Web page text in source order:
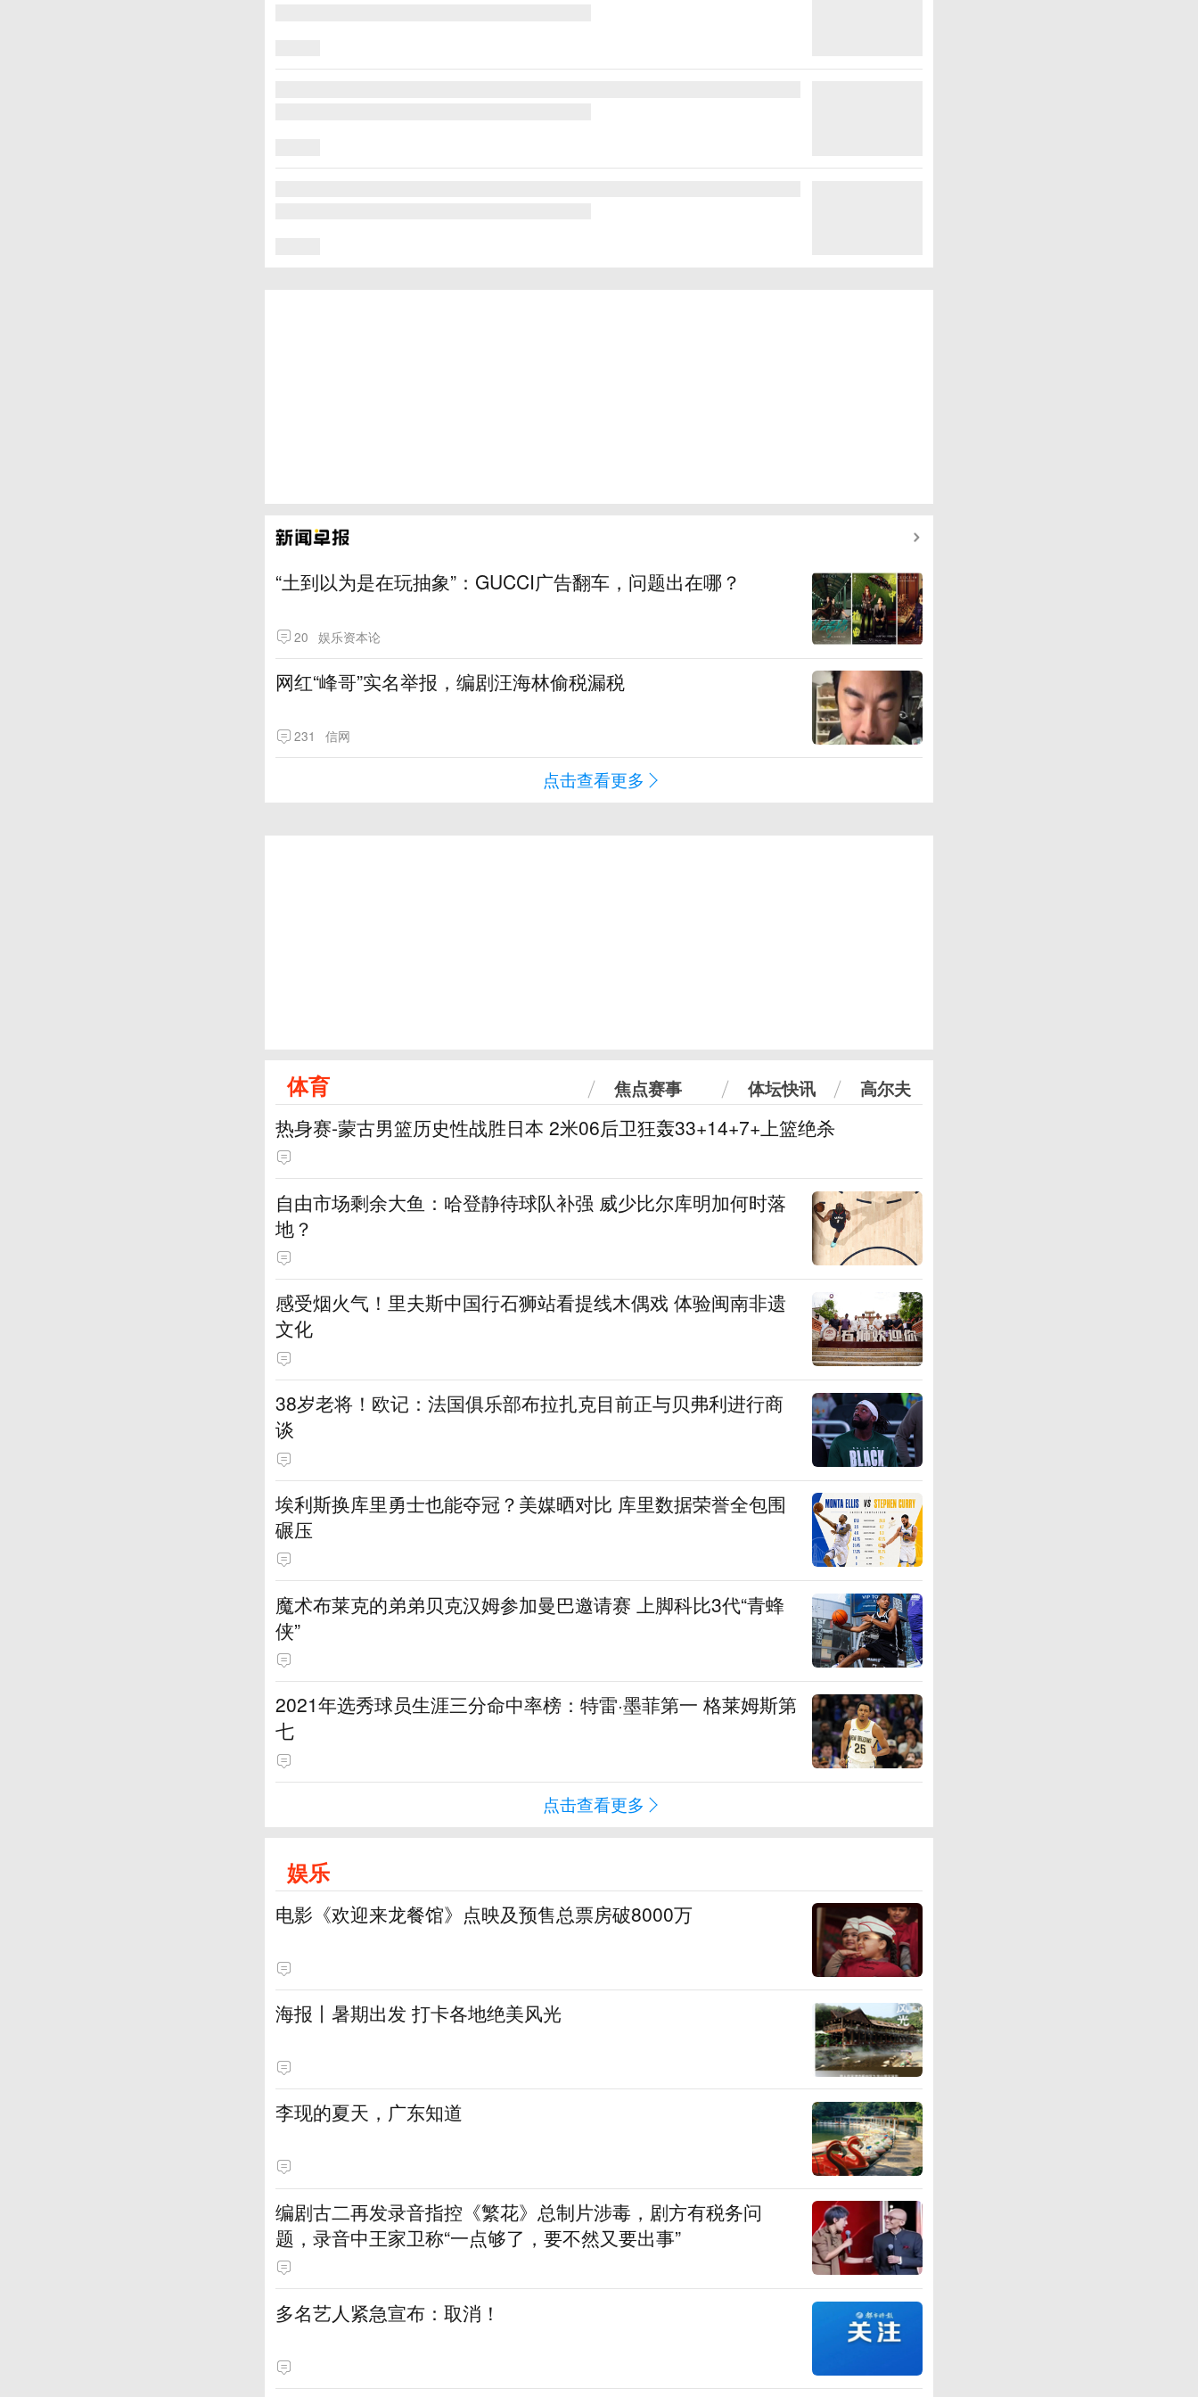
“土到以为是在玩抽象”：GUCCI广告翻车，问题出在哪？
20 娱乐资本论
网红“峰哥”实名举报，编剧汪海林偷税漏税
231 信网
点击查看更多
体育 焦点赛事 体坛快讯 高尔夫
热身赛-蒙古男篮历史性战胜日本 2米06后卫狂轰33+14+7+上篮绝杀
自由市场剩余大鱼：哈登静待球队补强 威少比尔库明加何时落
地？
感受烟火气！里夫斯中国行石狮站看提线木偶戏 体验闽南非遗
文化
38岁老将！欧记：法国俱乐部布拉扎克目前正与贝弗利进行商
谈
埃利斯换库里勇士也能夺冠？美媒晒对比 库里数据荣誉全包围
碾压
魔术布莱克的弟弟贝克汉姆参加曼巴邀请赛 上脚科比3代“青蜂
侠”
2021年选秀球员生涯三分命中率榜：特雷·墨菲第一 格莱姆斯第
七
点击查看更多
娱乐
电影《欢迎来龙餐馆》点映及预售总票房破8000万
海报丨暑期出发 打卡各地绝美风光
李现的夏天，广东知道
编剧古二再发录音指控《繁花》总制片涉毒，剧方有税务问
题，录音中王家卫称“一点够了，要不然又要出事”
多名艺人紧急宣布：取消！